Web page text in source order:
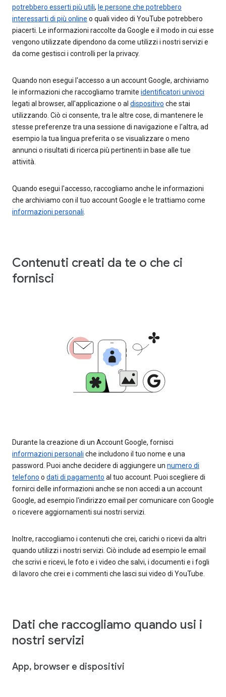
potrebbero esserti più utili, le persone che potrebbero
interessarti di più online o quali video di YouTube potrebbero
piacerti. Le informazioni raccolte da Google e il modo in cui esse
vengono utilizzate dipendono da come utilizzi i nostri servizi e
da come gestisci i controlli per la privacy.
Quando non esegui l'accesso a un account Google, archiviamo
le informazioni che raccogliamo tramite identificatori univoci
legati al browser, all'applicazione o al dispositivo che stai
utilizzando. Ciò ci consente, tra le altre cose, di mantenere le
stesse preferenze tra una sessione di navigazione e l'altra, ad
esempio la tua lingua preferita o se visualizzare o meno
annunci o risultati di ricerca più pertinenti in base alle tue
attività.
Quando esegui l'accesso, raccogliamo anche le informazioni
che archiviamo con il tuo account Google e le trattiamo come
informazioni personali
Contenuti creati da te o che ci
fornisci
Durante la creazione di un Account Google, fornisci
informazioni personali che includono il tuo nome e una
password. Puoi anche decidere di aggiungere un numero di
telefono o dati di pagamento al tuo account. Puoi scegliere di
fornirci delle informazioni anche se non accedi a un account
Google, ad esempio l'indirizzo email per comunicare con Google
o ricevere aggiornamenti sui nostri servizi.
Inoltre, raccogliamo i contenuti che crei, carichi o ricevi da altri
quando utilizzi i nostri servizi. Ciò include ad esempio le email
che scrivi e ricevi, le foto e i video che salvi, i documenti e i fogli
di lavoro che crei e i commenti che lasci sui video di YouTube.
Dati che raccogliamo quando usi i
nostri servizi
App, browser e dispositivi